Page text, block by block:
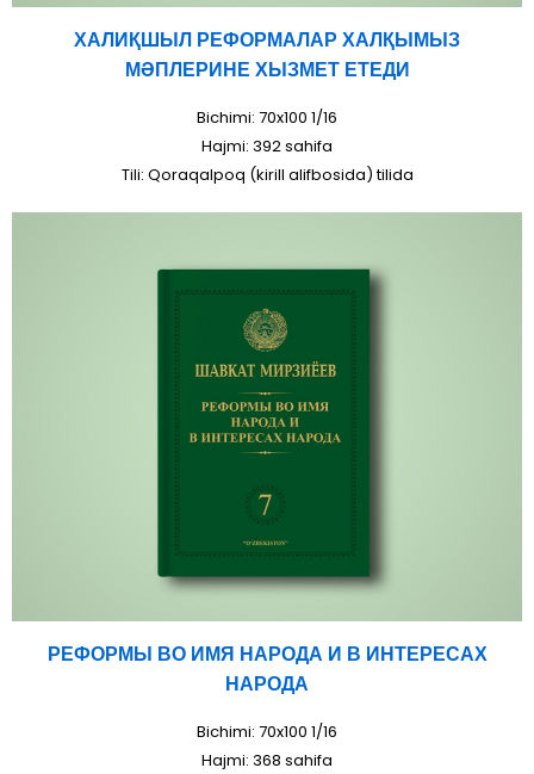
ХАЛИҚШЫЛ РЕФОРМАЛАР ХАЛҚЫМЫЗ
МӘПЛЕРИНЕ ХЫЗМЕТ ЕТЕДИ
Bichimi: 70x100 1/16
Hajmi: 392 sahifa
Tili: Qoraqalpoq (kirill alifbosida) tilida
РЕФОРМЫ ВО ИМЯ НАРОДА И В ИНТЕРЕСАХ
НАРОДА
Bichimi: 70x100 1/16
Hajmi: 368 sahifa